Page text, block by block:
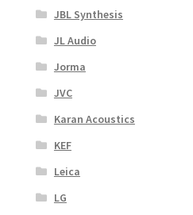
JBL Synthesis
JL Audio
Jorma
JVC
Karan Acoustics
KEF
Leica
LG